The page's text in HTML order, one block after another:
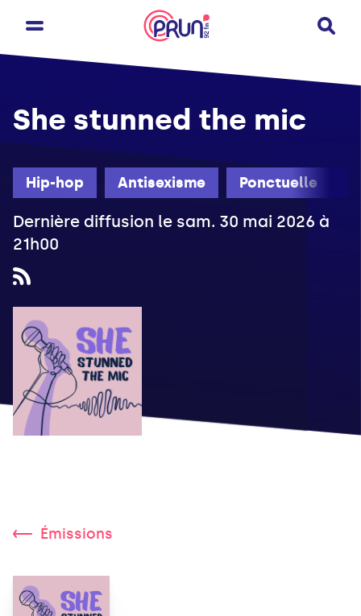
Hip-hop Antisexisme Ponctuelle
She stunned the mic
Dernière diffusion le sam. 30 mai 2026 à
21h00
Émissions